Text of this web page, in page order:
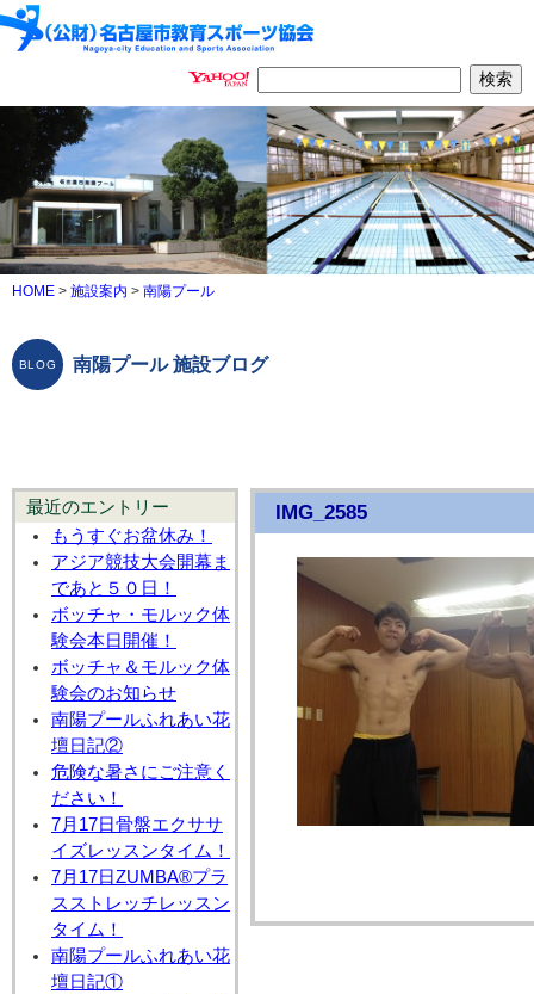
HOME > 施設案内 > 南陽プール
南陽プール 施設ブログ
最近のエントリー
もうすぐお盆休み！
アジア競技大会開幕ま
であと５０日！
ボッチャ・モルック体
験会本日開催！
ボッチャ＆モルック体
験会のお知らせ
南陽プールふれあい花
壇日記②
危険な暑さにご注意く
ださい！
7月17日骨盤エクササ
イズレッスンタイム！
7月17日ZUMBA®プラ
スストレッチレッスン
タイム！
南陽プールふれあい花
壇日記①
IMG_2585